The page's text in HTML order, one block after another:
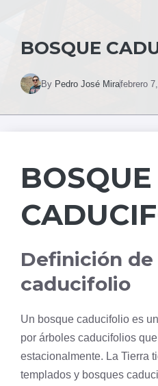
BOSQUE
By Pedro José Mirafebrero
BOSQUE
Definición de
caducifolio
Un bosque caducifolio es
por árboles caducifolios
estacionalmente. La Tierra
templados y bosques